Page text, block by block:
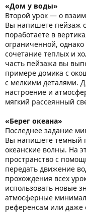
«Дом у воды»
Второй урок — о
Вы напишете пейзаж
поработаете в
ограниченной,
сочетание теплых и
часть пейзажа вы
примере домика с
с мелкими деталями.
настроение и
мягкий рассеянный
«Берег океана»
Последнее задание
Вы напишете темный
океанские волны. На
пространство с
передать движение
прохождения всех
использовать новые
атмосферные
референсам или даже